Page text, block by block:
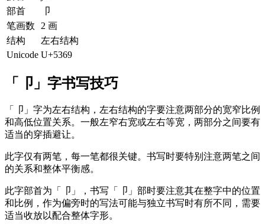
部首
卩
笔画数
2 画
结构
左右结构
Unicode U+5369
「卩」字书写技巧
「卩」字为左右结构，左右结构的字要注意两部分的宽窄比例
和高低位置关系。一般左窄右宽或左右等宽，两部分之间要有
适当的穿插避让。
此字仅有两笔，每一笔都很关键。书写时要特别注意两笔之间
的关系和整体平衡感。
此字部首为「卩」，书写「卩」部时要注意其在整字中的位置
和比例，作为偏旁时的写法可能与独立书写时有所不同，需要
适当收放以配合整体字形。